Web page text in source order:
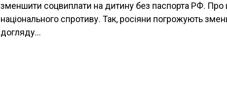
зменшити соцвиплати на дитину без паспорта РФ.
національного спротиву. Так, росіяни погрожують
догляду…